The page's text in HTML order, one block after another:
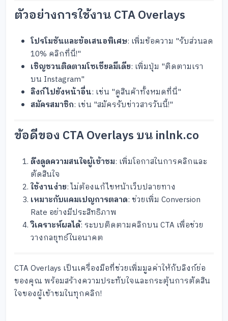
ตัวอย่างการใช้งาน CTA Overlays
โปรโมชันและข้อเสนอพิเศษ: เพิ่มข้อความ "รับส่วนลด
10% คลิกที่นี่!"
เชิญชวนติดตามโซเชียลมีเดีย: เพิ่มปุ่ม "ติดตามเรา
บน Instagram"
ลิงก์ไปยังหน้าอื่น: เช่น "ดูสินค้าทั้งหมดที่นี่"
สมัครสมาชิก: เช่น "สมัครรับข่าวสารวันนี้!"
ข้อดีของ CTA Overlays บน inlnk.co
ดึงดูดความสนใจผู้เข้าชม: เพิ่มโอกาสในการคลิกและ
ตัดสินใจ
ใช้งานง่าย: ไม่ต้องแก้ไขหน้าเว็บปลายทาง
เหมาะกับแคมเปญการตลาด: ช่วยเพิ่ม Conversion
Rate อย่างมีประสิทธิภาพ
วิเคราะห์ผลได้: ระบบติดตามคลิกบน CTA เพื่อช่วย
วางกลยุทธ์ในอนาคต
CTA Overlays เป็นเครื่องมือที่ช่วยเพิ่มมูลค่าให้กับลิงก์ย่อ
ของคุณ พร้อมสร้างความประทับใจและกระตุ้นการตัดสิน
ใจของผู้เข้าชมในทุกคลิก!